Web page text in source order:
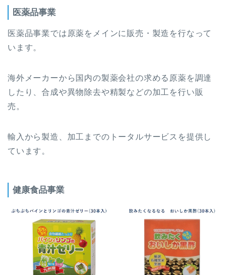
医薬品事業
医薬品事業では原薬をメインに販売・製造を行なって
います。
海外メーカーから国内の製薬会社の求める原薬を調達
したり、合成や異物除去や精製などの加工を行い販
売。
輸入から製造、加工までのトータルサービスを提供し
ています。
健康食品事業